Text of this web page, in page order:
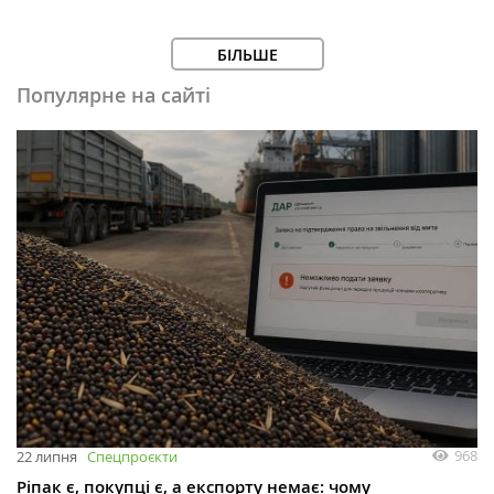
БІЛЬШЕ
Популярне на сайті
22 липня Спецпроєкти 968
Ріпак є, покупці є, а експорту немає: чому